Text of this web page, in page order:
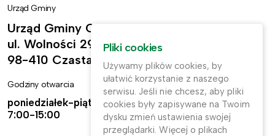
Urząd Gminy
Urząd Gminy Czastary
ul. Wolności 29,
98-410 Czastary
Godziny otwarcia
poniedziałek-piątek:
7:00-15:00
Kontakt
ug@czastary.pl
(62) 784-31-11
Pliki cookies
Używamy plików cookies, by
ułatwić korzystanie z naszego
serwisu. Jeśli nie chcesz, aby pliki
cookies były zapisywane na Twoim
dysku zmień ustawienia swojej
przeglądarki. Więcej o plikach